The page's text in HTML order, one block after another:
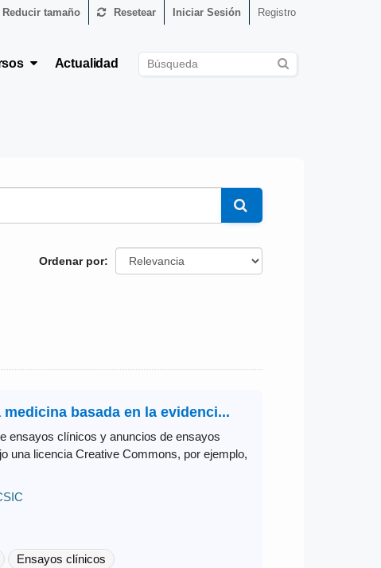
Reducir tamaño Resetear Iniciar Sesión Registro
Actualidad
Ordenar por
basada en la evidenci...
ensayos clínicos y anuncios de ensayos
una licencia Creative Commons, por ejemplo,
Ensayos clínicos